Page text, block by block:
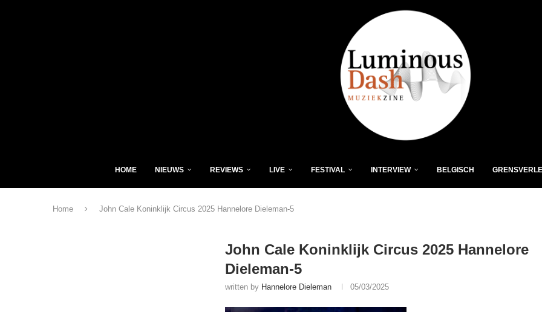
HOME NIEUWS REVIEWS LIVE FESTIVAL INTERVIEW BELGISCH
Home John Cale Koninklijk Circus 2025 Hannelore Dieleman-5
John Cale Koninklijk Circus 2025 Hannelore
Dieleman-5
written by Hannelore Dieleman 05/03/2025